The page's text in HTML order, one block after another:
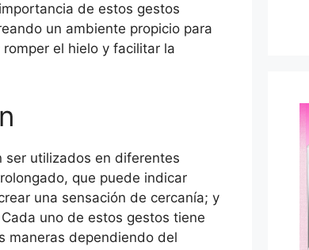
de estos gestos
un ambiente propicio para
el hielo y facilitar la
ser utilizados en diferentes
que puede indicar
una sensación de cercanía; y
uno de estos gestos tiene
maneras dependiendo del